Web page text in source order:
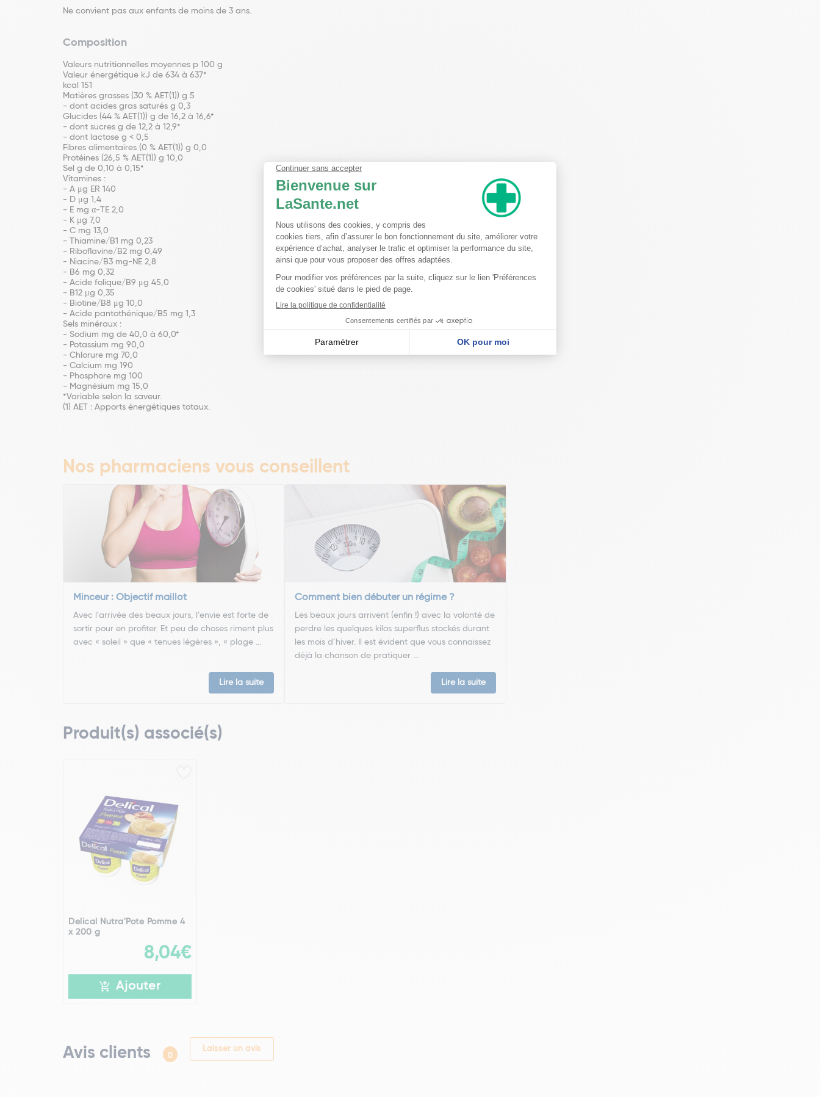
Ne convient pas aux enfants de moins de 3 ans.
Composition
Valeurs nutritionnelles moyennes p 100 g
Valeur énergétique kJ de 634 à 637*
kcal 151
Matières grasses (30 % AET(1)) g 5
- dont acides gras saturés g 0,3
Glucides (44 % AET(1)) g de 16,2 à 16,6*
- dont sucres g de 12,2 à 12,9*
- dont lactose g < 0,5
Fibres alimentaires (0 % AET(1)) g 0,0
Protéines (26,5 % AET(1)) g 10,0
Sel g de 0,10 à 0,15*
Vitamines :
- A μg ER 140
- D μg 1,4
- E mg α-TE 2,0
- K μg 7,0
- C mg 13,0
- Thiamine/B1 mg 0,23
- Riboflavine/B2 mg 0,49
- Niacine/B3 mg-NE 2,8
- B6 mg 0,32
- Acide folique/B9 μg 45,0
- B12 μg 0,35
- Biotine/B8 μg 10,0
- Acide pantothénique/B5 mg 1,3
Sels minéraux :
- Sodium mg de 40,0 à 60,0*
- Potassium mg 90,0
- Chlorure mg 70,0
- Calcium mg 190
- Phosphore mg 100
- Magnésium mg 15,0
*Variable selon la saveur.
(1) AET : Apports énergétiques totaux.
Nos pharmaciens vous conseillent
Minceur : Objectif maillot
Avec l’arrivée des beaux jours, l’envie est forte de
sortir pour en profiter. Et peu de choses riment plus
avec « soleil » que « tenues légères », « plage ...
Lire la suite
Comment bien débuter un régime ?
Les beaux jours arrivent (enfin !) avec la volonté de
perdre les quelques kilos superflus stockés durant
les mois d’hiver. Il est évident que vous connaissez
déjà la chanson de pratiquer ...
Lire la suite
Produit(s) associé(s)
Delical Nutra'Pote Pomme 4
x 200 g
8,04€
Ajouter
Avis clients 0
Laisser un avis